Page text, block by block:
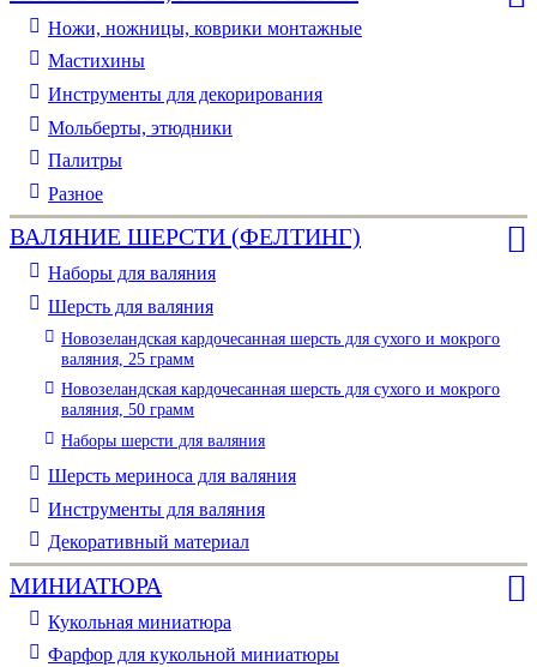
Ножи, ножницы, коврики монтажные
Мастихины
Инструменты для декорирования
Мольберты, этюдники
Палитры
Разное
ВАЛЯНИЕ ШЕРСТИ (ФЕЛТИНГ)
Наборы для валяния
Шерсть для валяния
Новозеландская кардочесанная шерсть для сухого и мокрого
валяния, 25 грамм
Новозеландская кардочесанная шерсть для сухого и мокрого
валяния, 50 грамм
Наборы шерсти для валяния
Шерсть мериноса для валяния
Инструменты для валяния
Декоративный материал
МИНИАТЮРА
Кукольная миниатюра
Фарфор для кукольной миниатюры